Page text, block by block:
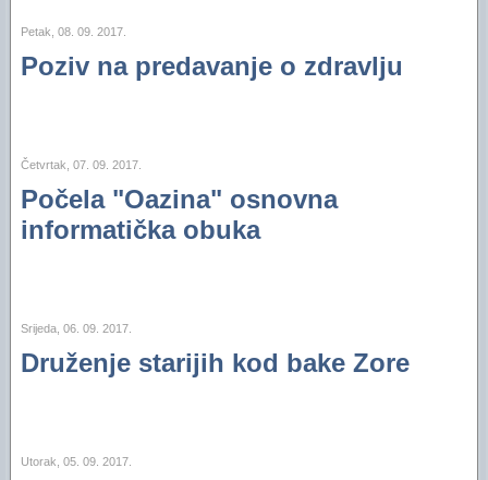
Petak, 08. 09. 2017.
Poziv na predavanje o zdravlju
Četvrtak, 07. 09. 2017.
Počela "Oazina" osnovna
informatička obuka
Srijeda, 06. 09. 2017.
Druženje starijih kod bake Zore
Utorak, 05. 09. 2017.